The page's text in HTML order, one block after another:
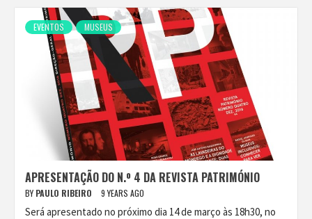
EVENTOS MUSEUS
APRESENTAÇÃO DO N.º 4 DA REVISTA PATRIMÓNIO
BY PAULO RIBEIRO 9 YEARS AGO
Será apresentado no próximo dia 14 de março às 18h30, no